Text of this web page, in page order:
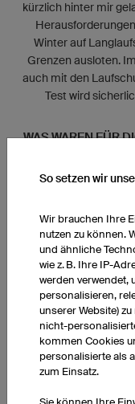
kürzlich hinter mir
Winter auf
Grenzen ausloten.
auch mit den
Test wird
WAS WAREN FÜR
und im Marathon
Jahre war ich Teil
Ötztaler
Szene konnte ich
konnte ich als 4.
sammeln und war
Weltranglisten.
So setzen wir
Wir brauchen Ihre
nutzen zu können.
und ähnliche
wie z. B. Ihre IP-
werden verwendet,
personalisieren,
unserer Website)
nicht-
kommen Cookies
personalisierte als
zum Einsatz.